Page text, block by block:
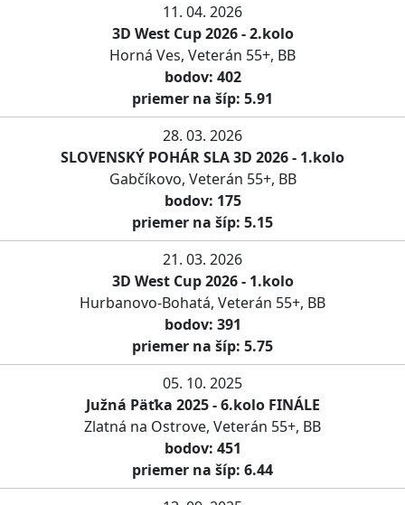
11. 04. 2026
3D West Cup 2026 - 2.kolo
Horná Ves, Veterán 55+, BB
bodov: 402
priemer na šíp: 5.91
28. 03. 2026
SLOVENSKÝ POHÁR SLA 3D 2026 - 1.kolo
Gabčíkovo, Veterán 55+, BB
bodov: 175
priemer na šíp: 5.15
21. 03. 2026
3D West Cup 2026 - 1.kolo
Hurbanovo-Bohatá, Veterán 55+, BB
bodov: 391
priemer na šíp: 5.75
05. 10. 2025
Južná Päťka 2025 - 6.kolo FINÁLE
Zlatná na Ostrove, Veterán 55+, BB
bodov: 451
priemer na šíp: 6.44